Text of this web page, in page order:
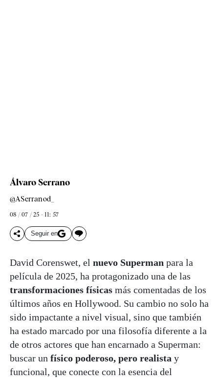
Álvaro Serrano
@ASerranod_
08 / 07 / 25 - 11: 57
Seguir en
David Corenswet, el nuevo Superman para la
película de 2025, ha protagonizado una de las
transformaciones físicas más comentadas de los
últimos años en Hollywood. Su cambio no solo ha
sido impactante a nivel visual, sino que también
ha estado marcado por una filosofía diferente a la
de otros actores que han encarnado a Superman:
buscar un físico poderoso, pero realista y
funcional, que conecte con la esencia del